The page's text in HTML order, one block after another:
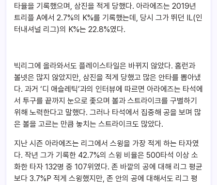
타율을 기록했으며, 삼진을 적게 당했다. 아라에즈는 2019년
트리플 A에서 2.7%의 K%를 기록했는데, 당시 그가 뛰던 IL(인
터내셔널 리그)의 K%는 22.8%였다.
빅리그에 올라와서도 플레이스타일은 바뀌지 않았다. 홈런과
볼넷은 많지 않았지만, 삼진을 적게 당했고 많은 안타를 뽑아냈
다. 과거 ‘디 애슬레틱’과의 인터뷰에 따르면 아라에즈는 타석에
서 투구를 끝까지 눈으로 좇으며 볼과 스트라이크를 구별하기
위해 노력한다고 말했다. 그러나 타석에서 집중해 공을 보며 많
은 볼을 고르는 만큼 놓치는 스트라이크도 많았다.
지난 시즌 아라에즈는 리그에서 스윙을 가장 적게 하는 타자였
다. 작년 그가 기록한 42.7%의 스윙 비율은 500타석 이상 소
화한 타자 132명 중 107위였다. 존 바깥의 공에 대해 리그 평균
보다 3.7%P 적게 스윙했지만, 존 안의 공에 대해서도 리그 평